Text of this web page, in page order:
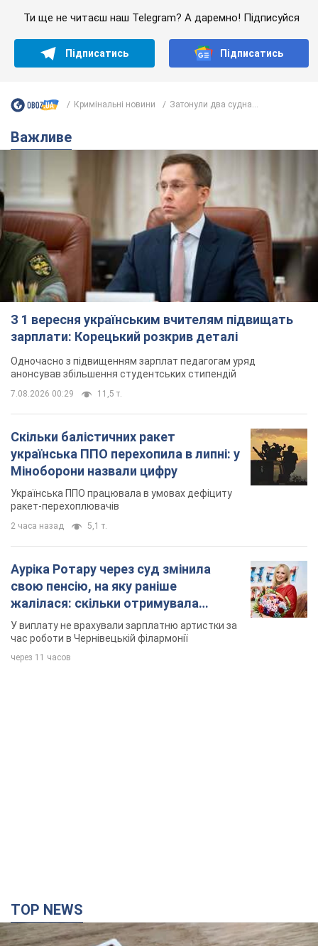
Ти ще не читаєш наш Telegram? А даремно! Підписуйся
Підписатись Підписатись
Кримінальні новини Затонули два судна...
Важливе
З 1 вересня українським вчителям підвищать
зарплати: Корецький розкрив деталі
Одночасно з підвищенням зарплат педагогам уряд
анонсував збільшення студентських стипендій
7.08.2026 00:29 11,5 т.
Скільки балістичних ракет
українська ППО перехопила в липні: у
Міноборони назвали цифру
Українська ППО працювала в умовах дефіциту
ракет-перехоплювачів
2 часа назад 5,1 т.
Ауріка Ротару через суд змінила
свою пенсію, на яку раніше
жалілася: скільки отримувала
співачка
У виплату не врахували зарплатню артистки за
час роботи в Чернівецькій філармонії
через 11 часов
TOP NEWS